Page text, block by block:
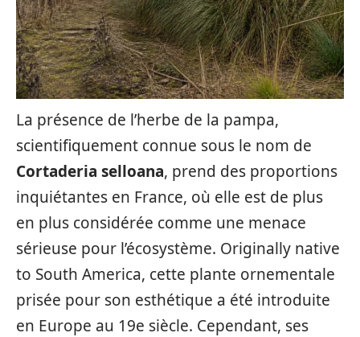
La présence de l’herbe de la pampa,
scientifiquement connue sous le nom de
Cortaderia selloana, prend des proportions
inquiétantes en France, où elle est de plus
en plus considérée comme une menace
sérieuse pour l’écosystème. Originally native
to South America, cette plante ornementale
prisée pour son esthétique a été introduite
en Europe au 19e siècle. Cependant, ses